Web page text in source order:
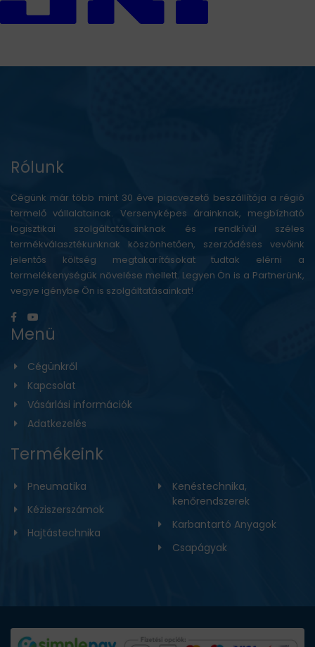
Rólunk
Cégünk már több mint 30 éve piacvezető beszállítója a régió
termelő vállalatainak. Versenyképes árainknak, megbízható
logisztikai szolgáltatásainknak és rendkívül széles
termékválasztékunknak köszönhetően, szerződéses vevőink
jelentős költség megtakarításokat tudtak elérni a
termelékenységük növelése mellett. Legyen Ön is a Partnerünk,
vegye igénybe Ön is szolgáltatásainkat!
Menü
Cégünkről
Kapcsolat
Vásárlási információk
Adatkezelés
Termékeink
Pneumatika
Kéziszerszámok
Hajtástechnika
Kenéstechnika,
kenőrendszerek
Karbantartó Anyagok
Csapágyak